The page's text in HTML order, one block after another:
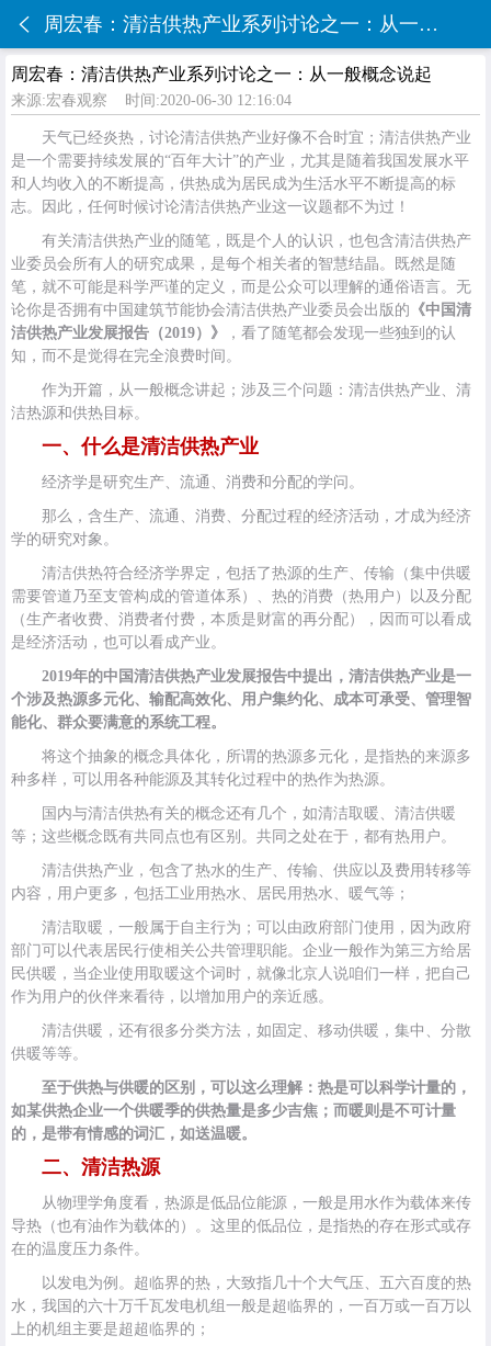
周宏春：清洁供热产业系列讨论之一：从一般概念说起
周宏春：清洁供热产业系列讨论之一：从一般概念说起
来源:宏春观察 时间:2020-06-30 12:16:04
天气已经炎热，讨论清洁供热产业好像不合时宜；清洁供热产业
是一个需要持续发展的“百年大计”的产业，尤其是随着我国发展水平
和人均收入的不断提高，供热成为居民成为生活水平不断提高的标
志。因此，任何时候讨论清洁供热产业这一议题都不为过！
有关清洁供热产业的随笔，既是个人的认识，也包含清洁供热产
业委员会所有人的研究成果，是每个相关者的智慧结晶。既然是随
笔，就不可能是科学严谨的定义，而是公众可以理解的通俗语言。无
论你是否拥有中国建筑节能协会清洁供热产业委员会出版的 《中国清
洁供热产业发展报告（2019）》
，看了随笔都会发现一些独到的认
知，而不是觉得在完全浪费时间。
作为开篇，从一般概念讲起；涉及三个问题：清洁供热产业、清
洁热源和供热目标。
一、什么是清洁供热产业
经济学是研究生产、流通、消费和分配的学问。
那么，含生产、流通、消费、分配过程的经济活动，才成为经济
学的研究对象。
清洁供热符合经济学界定，包括了热源的生产、传输（集中供暖
需要管道乃至支管构成的管道体系）、热的消费（热用户）以及分配
（生产者收费、消费者付费，本质是财富的再分配），因而可以看成
是经济活动，也可以看成产业。
2019年的中国清洁供热产业发展报告中提出，清洁供热产业是一
个涉及热源多元化、输配高效化、用户集约化、成本可承受、管理智
能化、群众要满意的系统工程。
将这个抽象的概念具体化，所谓的热源多元化，是指热的来源多
种多样，可以用各种能源及其转化过程中的热作为热源。
国内与清洁供热有关的概念还有几个，如清洁取暖、清洁供暖
等；这些概念既有共同点也有区别。共同之处在于，都有热用户。
清洁供热产业，包含了热水的生产、传输、供应以及费用转移等
内容，用户更多，包括工业用热水、居民用热水、暖气等；
清洁取暖，一般属于自主行为；可以由政府部门使用，因为政府
部门可以代表居民行使相关公共管理职能。企业一般作为第三方给居
民供暖，当企业使用取暖这个词时，就像北京人说咱们一样，把自己
作为用户的伙伴来看待，以增加用户的亲近感。
清洁供暖，还有很多分类方法，如固定、移动供暖，集中、分散
供暖等等。
至于供热与供暖的区别，可以这么理解：热是可以科学计量的，
如某供热企业一个供暖季的供热量是多少吉焦；而暖则是不可计量
的，是带有情感的词汇，如送温暖。
二、清洁热源
从物理学角度看，热源是低品位能源，一般是用水作为载体来传
导热（也有油作为载体的）。这里的低品位，是指热的存在形式或存
在的温度压力条件。
以发电为例。超临界的热，大致指几十个大气压、五六百度的热
水，我国的六十万千瓦发电机组一般是超临界的，一百万或一百万以
上的机组主要是超超临界的；